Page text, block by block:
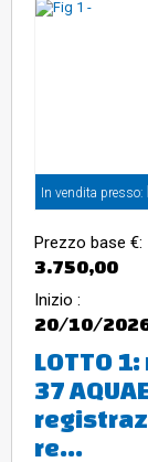
In vendita presso:
Prezzo base €:
3.750,00
Inizio :
20/10/
LOTTO
37
re...